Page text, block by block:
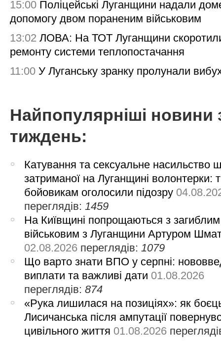
15:00 Поліцейські Луганщини надали
допомогу двом пораненим військовим
13:02 ЛОВА: На ТОТ Луганщини
ремонту системи теплопостачання
11:00 У Луганську зранку пролунали
Найпопулярніші новини
тиждень:
Катування та сексуальне насильство
затриманої на Луганщині волонтерки:
бойовикам оголосили підозру
переглядів:1459
На Київщині попрощаються з загиблим
військовим з Луганщини Артуром
02.08.2026 переглядів:1079
Що варто знати ВПО у серпні:
виплати та важливі дати 01.08.2026
переглядів:874
«Рука лишилася на позиціях»: як
Лисичанська після ампутації
цивільного життя 01.08.2026